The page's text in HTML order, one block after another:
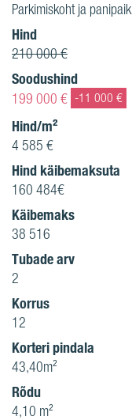
Parkimiskoht ja panipaik
Hind
210 000 €
Soodushind
199 000 € -11 000 €
Hind/m²
4 585 €
Hind käibemaksuta
160 484€
Käibemaks
38 516
Tubade arv
2
Korrus
12
Korteri pindala
43,40m²
Rõdu
4,10 m²